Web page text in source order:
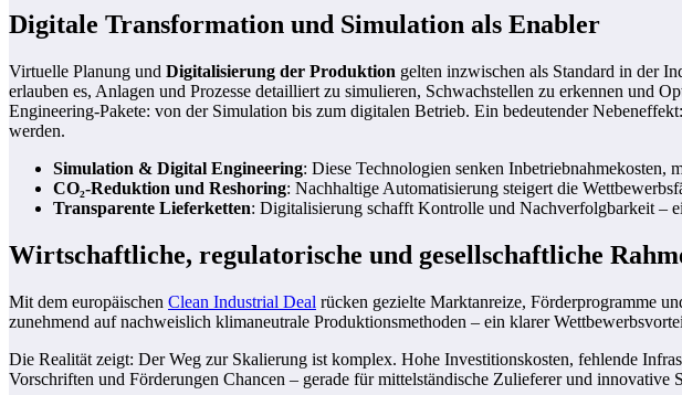
Digitale Transformation und Simulation als Enabler
Virtuelle Planung und Digitalisierung der Produktion gelten inzwischen als Standard in der
erlauben es, Anlagen und Prozesse detailliert zu simulieren, Schwachstellen zu erkennen und
Engineering-Pakete: von der Simulation bis zum digitalen Betrieb. Ein bedeutender
werden.
Simulation & Digital Engineering: Diese Technologien senken Inbetriebnahmekosten,
CO₂-Reduktion und Reshoring: Nachhaltige Automatisierung steigert die
Transparente Lieferketten: Digitalisierung schafft Kontrolle und Nachverfolgbarkeit –
Wirtschaftliche, regulatorische und gesellschaftliche
Mit dem europäischen Clean Industrial Deal rücken gezielte Marktanreize, Förderprogramme
zunehmend auf nachweislich klimaneutrale Produktionsmethoden – ein klarer
Die Realität zeigt: Der Weg zur Skalierung ist komplex. Hohe Investitionskosten, fehlende
Vorschriften und Förderungen Chancen – gerade für mittelständische Zulieferer und